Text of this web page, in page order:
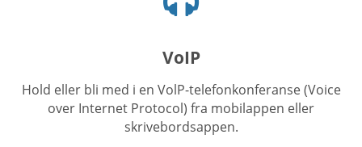
ikon
VoIP
Hold eller bli med i en VolP-telefonkonferanse (Voice
over Internet Protocol) fra mobilappen eller
skrivebordsappen.